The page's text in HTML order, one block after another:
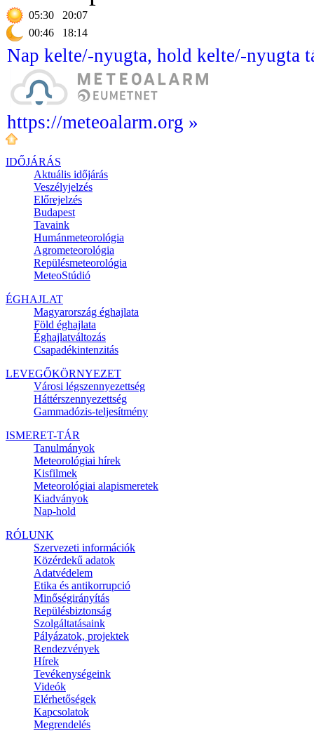
05:30
20:07
00:46
18:14
Nap kelte/-nyugta, hold kelte/-nyugta
https://meteoalarm.org »
IDŐJÁRÁS
Aktuális időjárás
Veszélyjelzés
Előrejelzés
Budapest
Tavaink
Humánmeteorológia
Agrometeorológia
Repülésmeteorológia
MeteoStúdió
ÉGHAJLAT
Magyarország éghajlata
Föld éghajlata
Éghajlatváltozás
Csapadékintenzitás
LEVEGŐKÖRNYEZET
Városi légszennyezettség
Háttérszennyezettség
Gammadózis-teljesítmény
ISMERET-TÁR
Tanulmányok
Meteorológiai hírek
Kisfilmek
Meteorológiai alapismeretek
Kiadványok
Nap-hold
RÓLUNK
Szervezeti információk
Közérdekű adatok
Adatvédelem
Etika és antikorrupció
Minőségirányítás
Repülésbiztonság
Szolgáltatásaink
Pályázatok, projektek
Rendezvények
Hírek
Tevékenységeink
Videók
Elérhetőségek
Kapcsolatok
Megrendelés